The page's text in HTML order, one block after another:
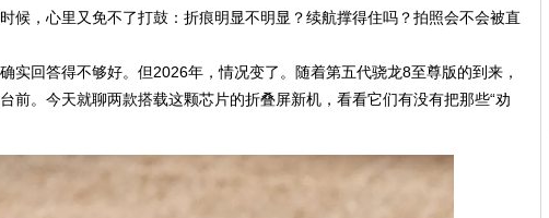
候，心里又免不了打鼓：折痕明显不明显？续航撑得住吗？拍照会不会被直
实回答得不够好。但2026年，情况变了。随着第五代骁龙8至尊版的到来，
前。今天就聊两款搭载这颗芯片的折叠屏新机，看看它们有没有把那些“劝